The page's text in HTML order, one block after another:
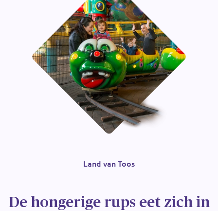
Land van Toos
De hongerige rups eet zich in